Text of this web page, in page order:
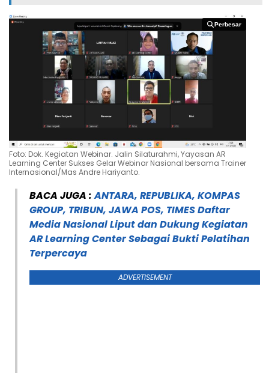
Perbesar
Perbesar
Foto: Dok. Kegiatan Webinar. Jalin Silaturahmi, Yayasan AR
Learning Center Sukses Gelar Webinar Nasional bersama Trainer
Internasional/Mas Andre Hariyanto.
BACA JUGA :ANTARA, REPUBLIKA, KOMPAS
GROUP, TRIBUN, JAWA POS, TIMES Daftar
Media Nasional Liput dan Dukung Kegiatan
AR Learning Center Sebagai Bukti Pelatihan
Terpercaya
ADVERTISEMENT